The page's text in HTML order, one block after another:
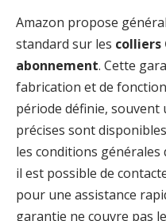
Amazon propose
standard sur les colliers
abonnement. Cette
fabrication et de
période définie, souvent
précises sont
les conditions générales
il est possible de
pour une assistance
garantie ne couvre pas